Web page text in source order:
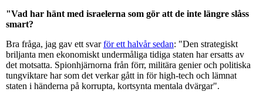
"Vad har hänt med israelerna som gör att de inte längre slåss
smart?
Bra fråga, jag gav ett svarför ett halvår sedan: "Den strategiskt
briljanta men ekonomiskt undermåliga tidiga staten har ersatts av
det motsatta. Spionhjärnorna från förr, militära genier och politiska
tungviktare har som det verkar gått in för high-tech och lämnat
staten i händerna på korrupta, kortsynta mentala dvärgar".